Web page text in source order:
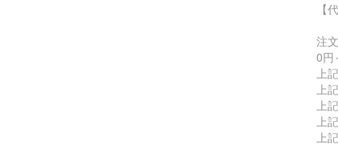
【
注
0円
上
上
上
上
上